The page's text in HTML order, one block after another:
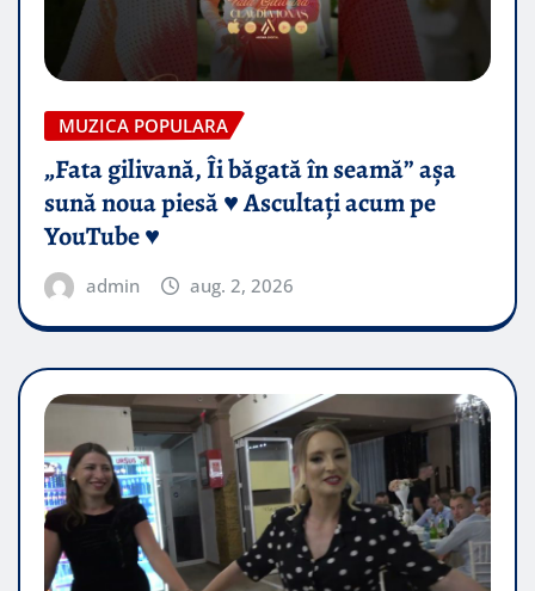
MUZICA POPULARA
„Fata gilivană, Îi băgată în seamă” așa
sună noua piesă ♥️ Ascultați acum pe
YouTube ♥️
admin aug. 2, 2026